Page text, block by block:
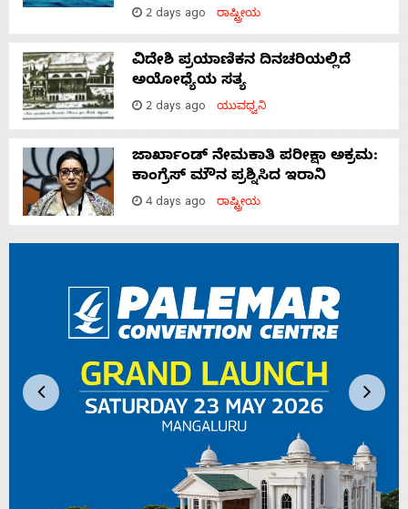
2 days ago ರಾಷ್ಟ್ರೀಯ
ವಿದೇಶಿ ಪ್ರಯಾಣಿಕನ ದಿನಚರಿಯಲ್ಲಿದೆ
ಅಯೋಧ್ಯೆಯ ಸತ್ಯ
2 days ago ಯುವಧ್ವನಿ
ಜಾರ್ಖಾಂಡ್‌ ನೇಮಕಾತಿ ಪರೀಕ್ಷಾ ಅಕ್ರಮ:
ಕಾಂಗ್ರೆಸ್‌ ಮೌನ ಪ್ರಶ್ನಿಸಿದ ಇರಾನಿ
4 days ago ರಾಷ್ಟ್ರೀಯ